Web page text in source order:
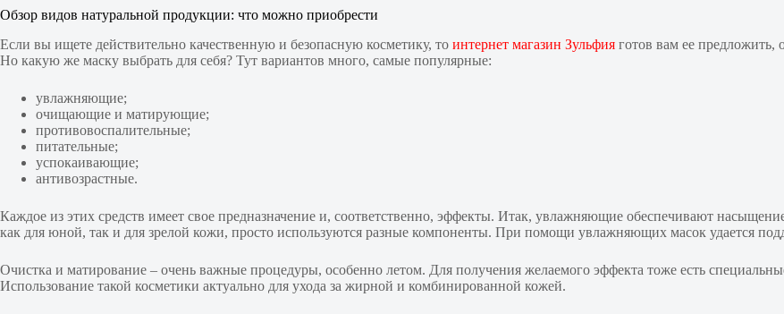
Обзор видов натуральной продукции: что можно приобрести
Если вы ищете действительно качественную и безопасную косметику, то интернет магазин Зульфия готов вам ее предложить,
Но какую же маску выбрать для себя? Тут вариантов много, самые популярные:
увлажняющие;
очищающие и матирующие;
противовоспалительные;
питательные;
успокаивающие;
антивозрастные.
Каждое из этих средств имеет свое предназначение и, соответственно, эффекты. Итак, увлажняющие обеспечивают
как для юной, так и для зрелой кожи, просто используются разные компоненты. При помощи увлажняющих масок удается
Очистка и матирование – очень важные процедуры, особенно летом. Для получения желаемого эффекта тоже есть
Использование такой косметики актуально для ухода за жирной и комбинированной кожей.